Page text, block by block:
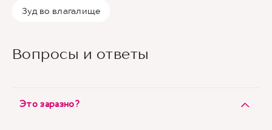
Зуд во влагалище
Вопросы и ответы
Это заразно?